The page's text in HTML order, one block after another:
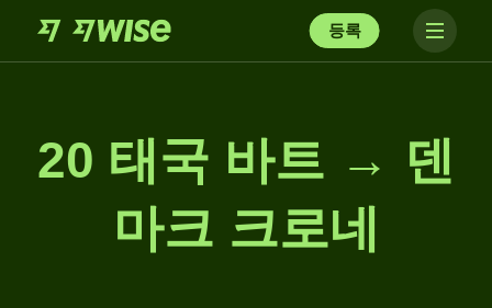
등록
20 태국 바트 → 덴
마크 크로네